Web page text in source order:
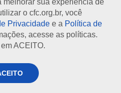
melhorar sua experiência de
o cfc.org.br, você
Privacidade e a Política de
acesse as políticas.
ACEITO.